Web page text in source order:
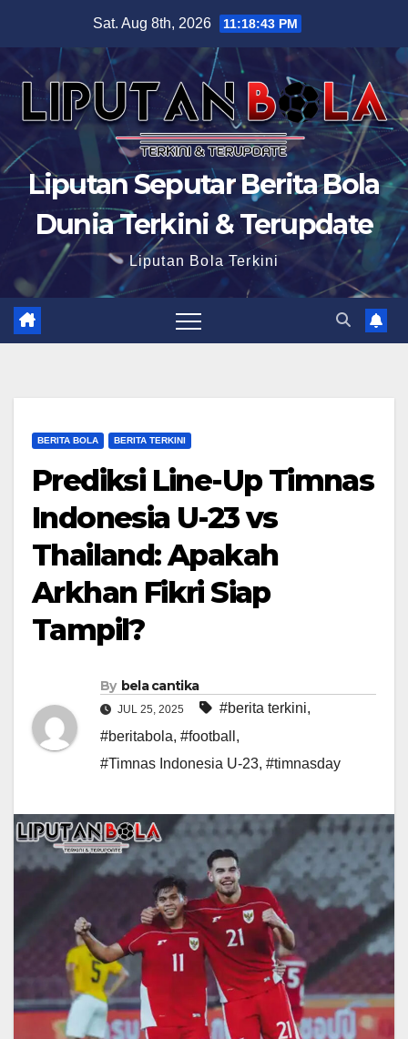
content
Sat. Aug 8th, 2026 11:18:44 PM
Liputan Seputar Berita Bola
Dunia Terkini & Terupdate
Liputan Bola Terkini
BERITA BOLA BERITA TERKINI
Prediksi Line-Up Timnas
Indonesia U-23 vs
Thailand: Apakah
Arkhan Fikri Siap
Tampil?
By bela cantika
JUL 25, 2025 #berita terkini,
#beritabola, #football ,
#Timnas Indonesia U-23, #timnasday